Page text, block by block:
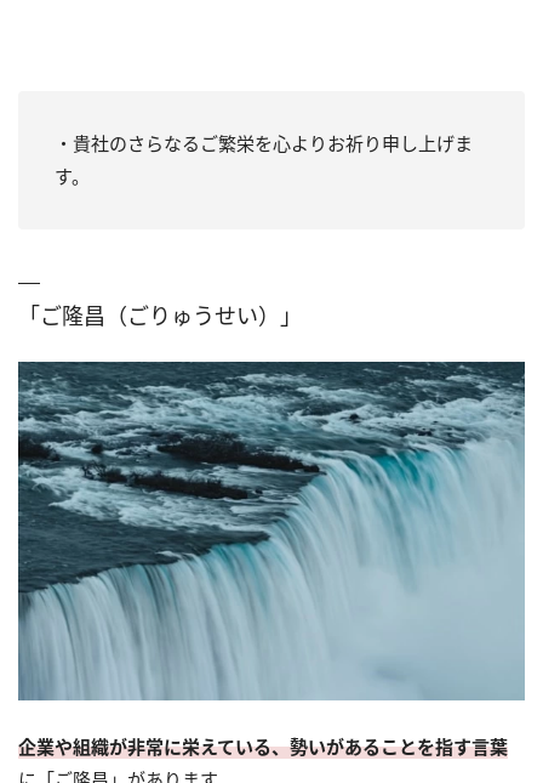
・貴社のさらなるご繁栄を心よりお祈り申し上げま
す。
「ご隆昌（ごりゅうせい）」
企業や組織が非常に栄えている、勢いがあることを指す言葉